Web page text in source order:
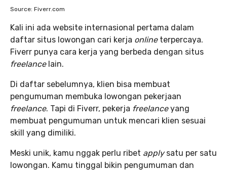
Source: Fiverr.com
Kali ini ada website internasional pertama dalam
daftar situs lowongan cari kerja online terpercaya.
Fiverr punya cara kerja yang berbeda dengan situs
freelance lain.
Di daftar sebelumnya, klien bisa membuat
pengumuman membuka lowongan pekerjaan
freelance. Tapi di Fiverr, pekerja freelanceyang
membuat pengumuman untuk mencari klien sesuai
skill yang dimiliki.
Meski unik, kamu nggak perlu ribet applysatu per satu
lowongan. Kamu tinggal bikin pengumuman dan